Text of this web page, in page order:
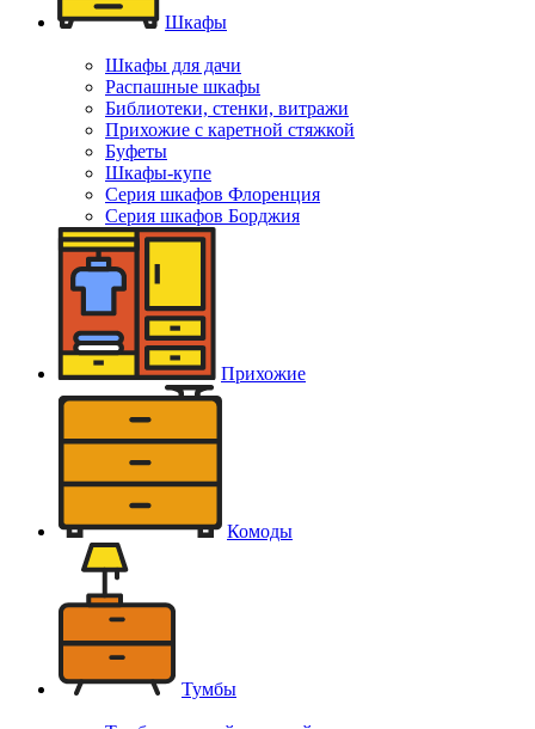
Шкафы
Шкафы для дачи
Распашные шкафы
Библиотеки, стенки, витражи
Прихожие с каретной стяжкой
Буфеты
Шкафы-купе
Серия шкафов Флоренция
Серия шкафов Борджия
Прихожие
Комоды
Тумбы